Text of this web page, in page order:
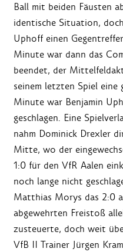
Ball mit beiden Fäusten
identische Situation,
Uphoff einen
Minute war dann das
beendet, der
seinem letzten Spiel
Minute war Benjamin
geschlagen. Eine
nahm Dominick Drexler
Mitte, wo der
1:0 für den VfR Aalen
noch lange nicht
Matthias Morys das 2:0
abgewehrten Freistoß
zusteuerte, doch weit
VfB II Trainer Jürgen